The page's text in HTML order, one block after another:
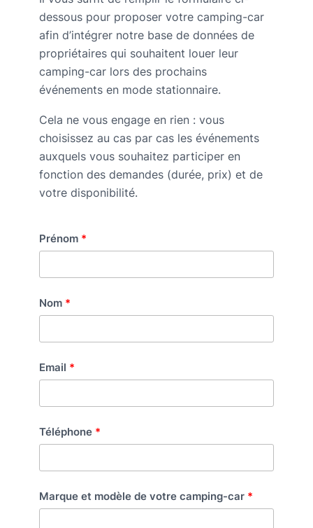
dessous pour proposer votre camping-car
afin d’intégrer notre base de données de
propriétaires qui souhaitent louer leur
camping-car lors des prochains
événements en mode stationnaire.
Cela ne vous engage en rien : vous
choisissez au cas par cas les événements
auxquels vous souhaitez participer en
fonction des demandes (durée, prix) et de
votre disponibilité.
Prénom
Nom
Email
Téléphone
Marque et modèle de votre camping-car